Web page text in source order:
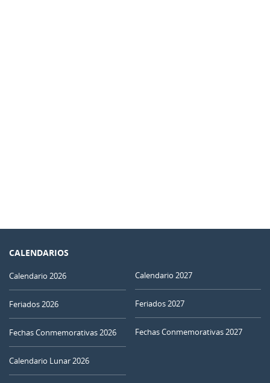
CALENDARIOS
Calendario 2026
Feriados 2026
Fechas Conmemorativas 2026
Calendario Lunar 2026
Calendario 2027
Feriados 2027
Fechas Conmemorativas 2027